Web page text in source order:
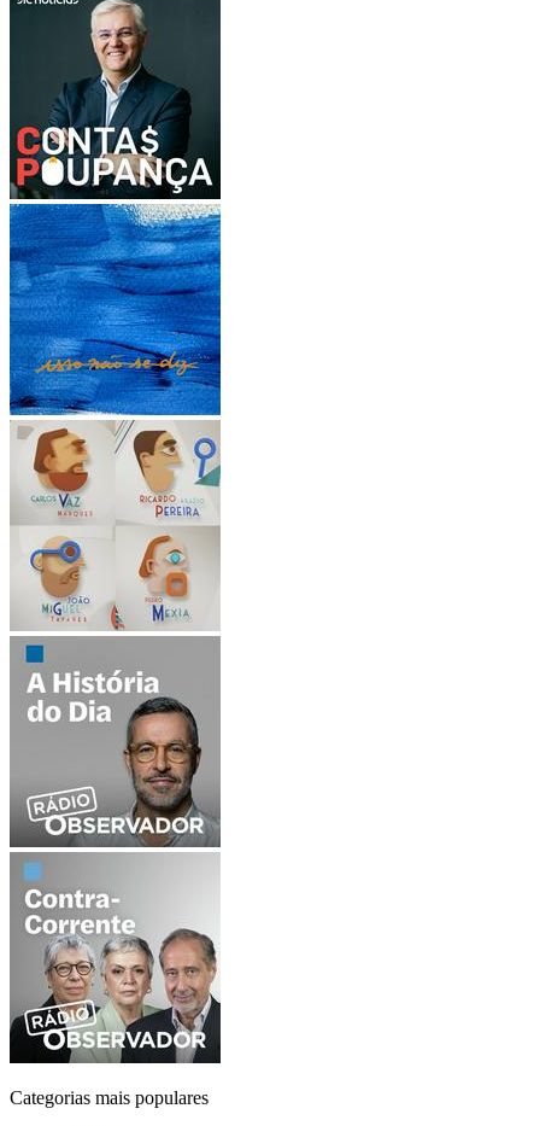
Categorias mais populares